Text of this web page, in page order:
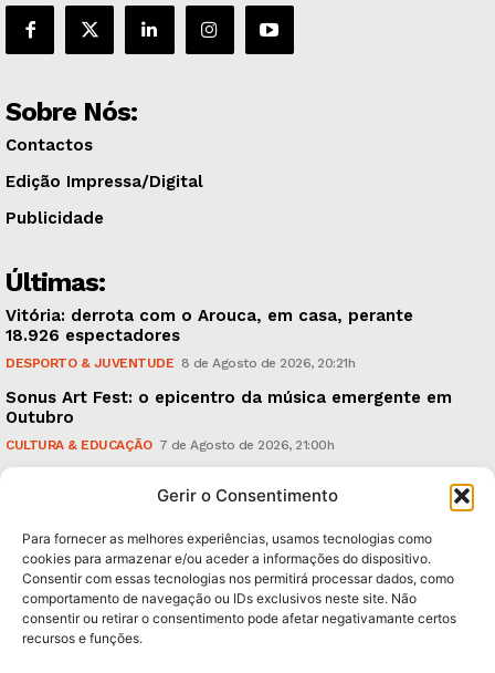
Gerir o Consentimento
Para fornecer as melhores experiências, usamos tecnologias como
cookies para armazenar e/ou aceder a informações do dispositivo.
Consentir com essas tecnologias nos permitirá processar dados, como
comportamento de navegação ou IDs exclusivos neste site. Não
consentir ou retirar o consentimento pode afetar negativamante certos
recursos e funções.
Sobre Nós:
Contactos
Edição Impressa/Digital
Publicidade
Últimas:
Vitória: derrota com o Arouca, em casa, perante
18.926 espectadores
DESPORTO & JUVENTUDE 8 de Agosto de 2026, 20:21h
Sonus Art Fest: o epicentro da música emergente em
Outubro
CULTURA & EDUCAÇÃO 7 de Agosto de 2026, 21:00h
Subscreva Newsletter: